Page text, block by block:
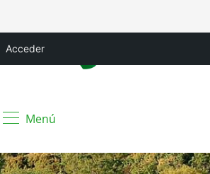
Acceder
Menú